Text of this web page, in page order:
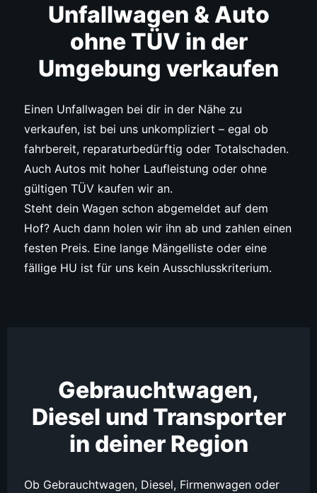
Unfallwagen & Auto
ohne TÜV in der
Umgebung verkaufen
Einen Unfallwagen bei dir in der Nähe zu
verkaufen, ist bei uns unkompliziert – egal ob
fahrbereit, reparaturbedürftig oder Totalschaden.
Auch Autos mit hoher Laufleistung oder ohne
gültigen TÜV kaufen wir an.
Steht dein Wagen schon abgemeldet auf dem
Hof? Auch dann holen wir ihn ab und zahlen einen
festen Preis. Eine lange Mängelliste oder eine
fällige HU ist für uns kein Ausschlusskriterium.
Gebrauchtwagen,
Diesel und Transporter
in deiner Region
Ob Gebrauchtwagen, Diesel, Firmenwagen oder